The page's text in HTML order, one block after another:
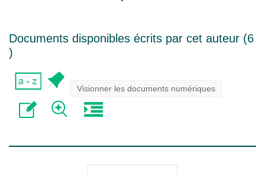
Documents disponibles écrits par cet auteur (6
)
Visionner les documents numériques